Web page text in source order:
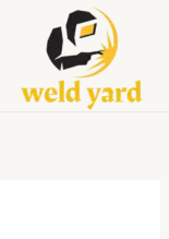
المحتوى